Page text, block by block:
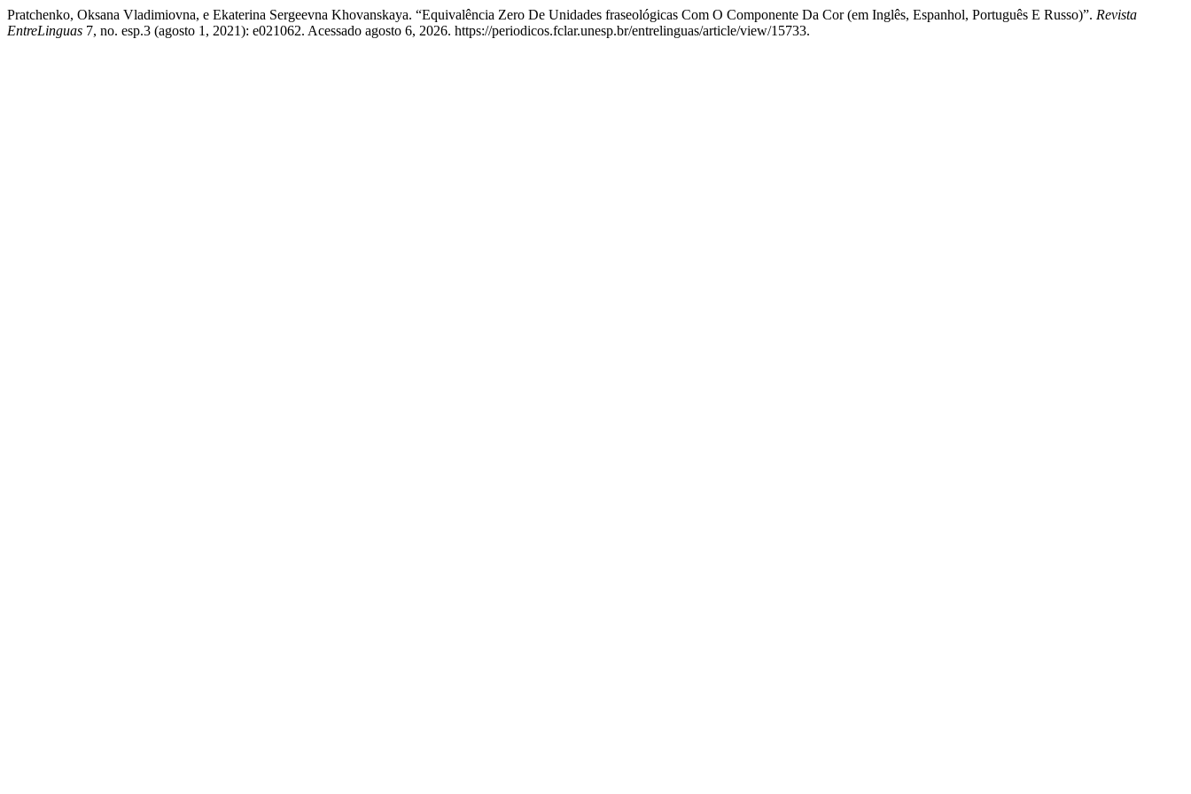
Pratchenko, Oksana Vladimiovna, e Ekaterina Sergeevna Khovanskaya. “Equivalência Zero De Unidades fraseológicas Com O Componente Da Cor (em Inglês, Espanhol, Português E Russo)”. Revista
EntreLinguas 7, no. esp.3 (agosto 1, 2021): e021062. Acessado agosto 6, 2026. https://periodicos.fclar.unesp.br/entrelinguas/article/view/15733.